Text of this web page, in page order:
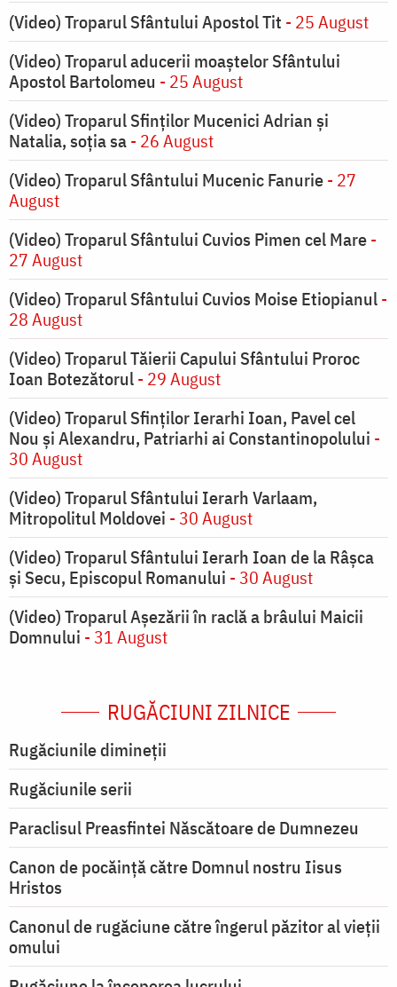
(Video) Troparul Sfântului Apostol Tit - 25 August
(Video) Troparul aducerii moaștelor Sfântului
Apostol Bartolomeu - 25 August
(Video) Troparul Sfinților Mucenici Adrian și
Natalia, soția sa- 26 August
(Video) Troparul Sfântului Mucenic Fanurie- 27
August
(Video) Troparul Sfântului Cuvios Pimen cel Mare-
27 August
(Video) Troparul Sfântului Cuvios Moise Etiopianul-
28 August
(Video) Troparul Tăierii Capului Sfântului Proroc
Ioan Botezătorul- 29 August
(Video) Troparul Sfinților Ierarhi Ioan, Pavel cel
Nou și Alexandru, Patriarhi ai Constantinopolului -
30 August
(Video) Troparul Sfântului Ierarh Varlaam,
Mitropolitul Moldovei - 30 August
(Video) Troparul Sfântului Ierarh Ioan de la Râșca
și Secu, Episcopul Romanului - 30 August
(Video) Troparul Așezării în raclă a brâului Maicii
Domnului - 31 August
RUGĂCIUNI ZILNICE
Rugăciunile dimineții
Rugăciunile serii
Paraclisul Preasfintei Născătoare de Dumnezeu
Canon de pocăință către Domnul nostru Iisus
Hristos
Canonul de rugăciune către îngerul păzitor al vieții
omului